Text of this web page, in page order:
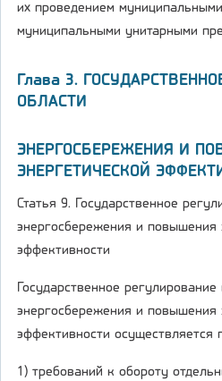
их проведением
муниципальными унитарными
Глава 3.
ОБЛАСТИ
ЭНЕРГОСБЕРЕЖЕНИЯ И
ЭНЕРГЕТИЧЕСКОЙ
Статья 9. Государственное
энергосбережения и повышения
эффективности
Государственное регулирование
энергосбережения и повышения
эффективности осуществляется
1) требований к обороту